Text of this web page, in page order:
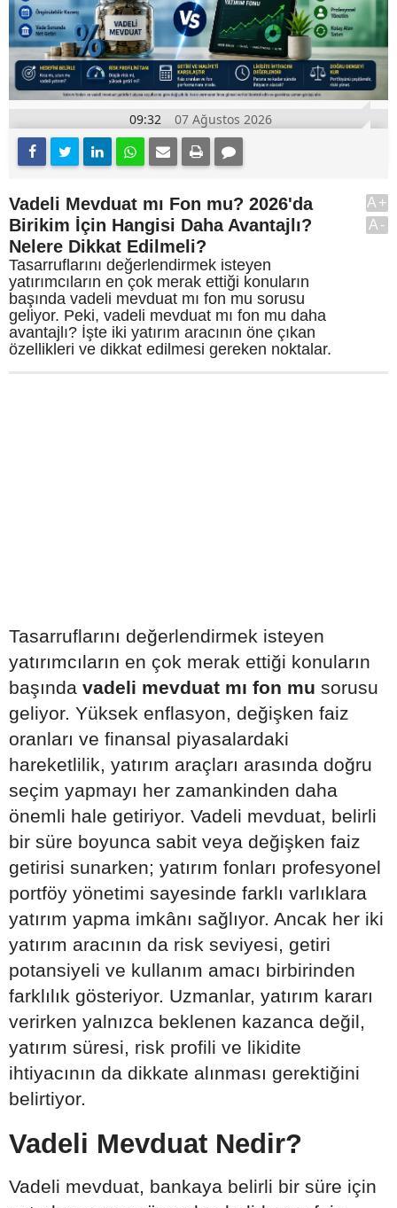
09:32 07 Ağustos 2026
Vadeli Mevduat mı Fon mu? 2026'da
Birikim İçin Hangisi Daha Avantajlı?
Nelere Dikkat Edilmeli?
Tasarruflarını değerlendirmek isteyen
yatırımcıların en çok merak ettiği konuların
başında vadeli mevduat mı fon mu sorusu
geliyor. Peki, vadeli mevduat mı fon mu daha
avantajlı? İşte iki yatırım aracının öne çıkan
özellikleri ve dikkat edilmesi gereken noktalar.
A+
A-
Tasarruflarını değerlendirmek isteyen
yatırımcıların en çok merak ettiği konuların
başında vadeli mevduat mı fon mu sorusu
geliyor. Yüksek enflasyon, değişken faiz
oranları ve finansal piyasalardaki
hareketlilik, yatırım araçları arasında doğru
seçim yapmayı her zamankinden daha
önemli hale getiriyor. Vadeli mevduat, belirli
bir süre boyunca sabit veya değişken faiz
getirisi sunarken; yatırım fonları profesyonel
portföy yönetimi sayesinde farklı varlıklara
yatırım yapma imkânı sağlıyor. Ancak her iki
yatırım aracının da risk seviyesi, getiri
potansiyeli ve kullanım amacı birbirinden
farklılık gösteriyor. Uzmanlar, yatırım kararı
verirken yalnızca beklenen kazanca değil,
yatırım süresi, risk profili ve likidite
ihtiyacının da dikkate alınması gerektiğini
belirtiyor.
Vadeli Mevduat Nedir?
Vadeli mevduat, bankaya belirli bir süre için